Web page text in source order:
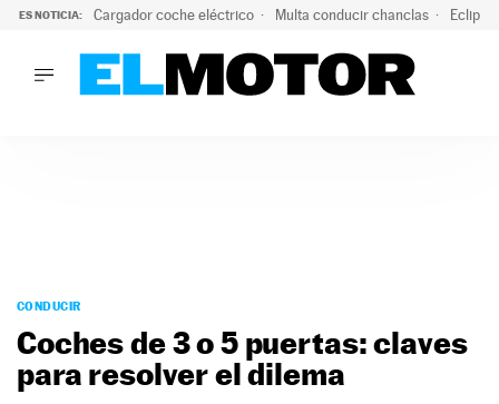
ES NOTICIA: Cargador coche eléctrico Multa conducir chanclas
PODCAST
MOTOS
TECNOLOGÍA
SUPERCOCHES
CONDUCIR
Coches de 3 o 5 puertas: claves
para resolver el dilema